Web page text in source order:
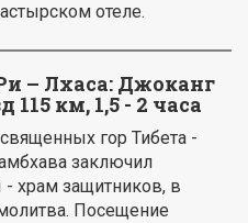
отеле.
– Лхаса: Джоканг
115 км, 1,5 - 2 часа
гор Тибета -
заключил
храм защитников, в
Посещение